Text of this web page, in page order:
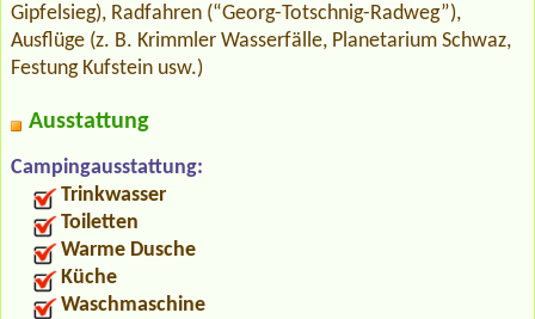
Gipfelsieg), Radfahren (“Georg-Totschnig-Radweg”),
Ausflüge (z. B. Krimmler Wasserfälle, Planetarium Schwaz,
Festung Kufstein usw.)
Ausstattung
Campingausstattung:
Trinkwasser
Toiletten
Warme Dusche
Küche
Waschmaschine